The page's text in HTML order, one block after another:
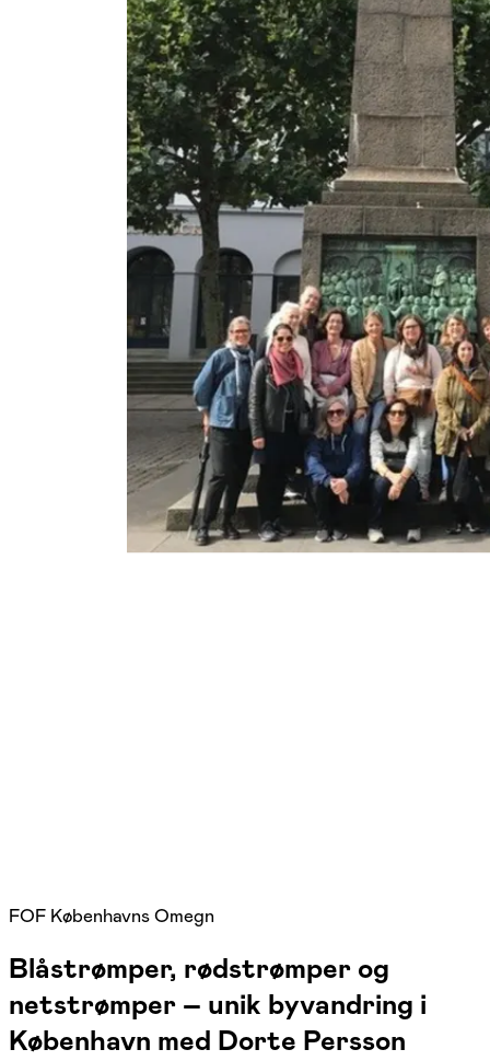
FOF Københavns Omegn
Blåstrømper, rødstrømper og
netstrømper – unik byvandring i
København med Dorte Persson